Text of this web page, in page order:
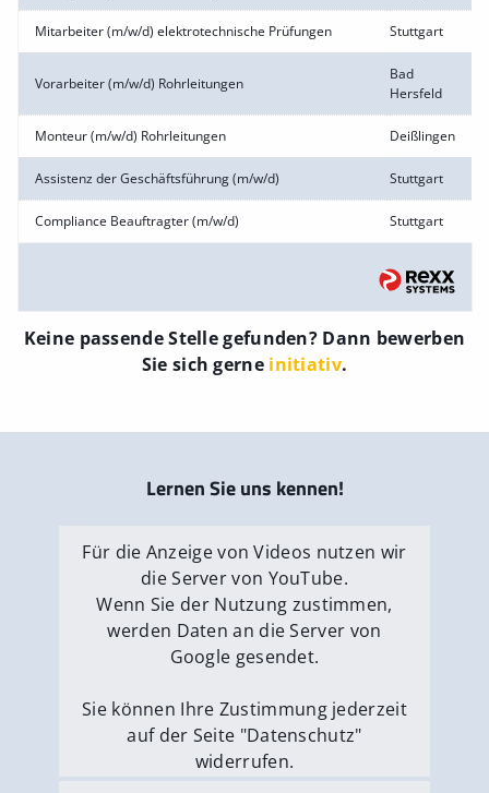
Mitarbeiter (m/w/d) elektrotechnische Prüfungen Stuttgart
Vorarbeiter (m/w/d) Rohrleitungen
Bad
Hersfeld
Monteur (m/w/d) Rohrleitungen Deißlingen
Assistenz der Geschäftsführung (m/w/d) Stuttgart
Compliance Beauftragter (m/w/d) Stuttgart
Keine passende Stelle gefunden? Dann bewerben
Sie sich gerne initiativ.
Lernen Sie uns kennen!
Für die Anzeige von Videos nutzen wir
die Server von YouTube.
Wenn Sie der Nutzung zustimmen,
werden Daten an die Server von
Google gesendet.
Sie können Ihre Zustimmung jederzeit
auf der Seite "Datenschutz"
widerrufen.